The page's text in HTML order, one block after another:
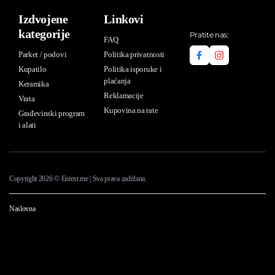
TIMELESS
amani
Izdvojene
kategorije
Parket / podovi
Kupatilo
Keramika
Vrata
Građevinski program
i alati
Linkovi
FAQ
Politika privatnosti
Politika isporuke i
plaćanja
Reklamacije
Kupovina na rate
Pratite nas:
Copyright 2026 © Entext.me | Sva prava zadržana.
Naslovna